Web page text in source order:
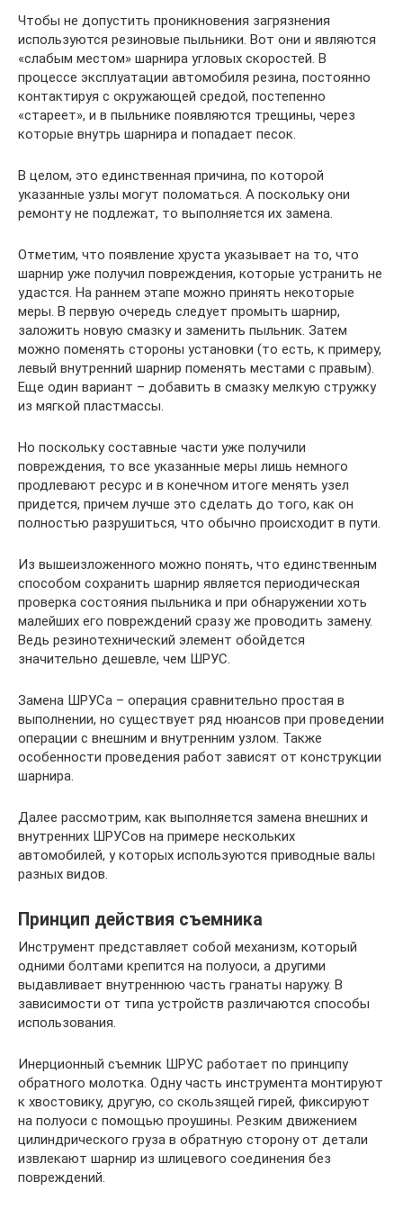
Чтобы не допустить проникновения загрязнения
используются резиновые пыльники. Вот они и являются
«слабым местом» шарнира угловых скоростей. В
процессе эксплуатации автомобиля резина, постоянно
контактируя с окружающей средой, постепенно
«стареет», и в пыльнике появляются трещины, через
которые внутрь шарнира и попадает песок.
В целом, это единственная причина, по которой
указанные узлы могут поломаться. А поскольку они
ремонту не подлежат, то выполняется их замена.
Отметим, что появление хруста указывает на то, что
шарнир уже получил повреждения, которые устранить не
удастся. На раннем этапе можно принять некоторые
меры. В первую очередь следует промыть шарнир,
заложить новую смазку и заменить пыльник. Затем
можно поменять стороны установки (то есть, к примеру,
левый внутренний шарнир поменять местами с правым).
Еще один вариант – добавить в смазку мелкую стружку
из мягкой пластмассы.
Но поскольку составные части уже получили
повреждения, то все указанные меры лишь немного
продлевают ресурс и в конечном итоге менять узел
придется, причем лучше это сделать до того, как он
полностью разрушиться, что обычно происходит в пути.
Из вышеизложенного можно понять, что единственным
способом сохранить шарнир является периодическая
проверка состояния пыльника и при обнаружении хоть
малейших его повреждений сразу же проводить замену.
Ведь резинотехнический элемент обойдется
значительно дешевле, чем ШРУС.
Замена ШРУСа – операция сравнительно простая в
выполнении, но существует ряд нюансов при проведении
операции с внешним и внутренним узлом. Также
особенности проведения работ зависят от конструкции
шарнира.
Далее рассмотрим, как выполняется замена внешних и
внутренних ШРУСов на примере нескольких
автомобилей, у которых используются приводные валы
разных видов.
Принцип действия съемника
Инструмент представляет собой механизм, который
одними болтами крепится на полуоси, а другими
выдавливает внутреннюю часть гранаты наружу. В
зависимости от типа устройств различаются способы
использования.
Инерционный съемник ШРУС работает по принципу
обратного молотка. Одну часть инструмента монтируют
к хвостовику, другую, со скользящей гирей, фиксируют
на полуоси с помощью проушины. Резким движением
цилиндрического груза в обратную сторону от детали
извлекают шарнир из шлицевого соединения без
повреждений.